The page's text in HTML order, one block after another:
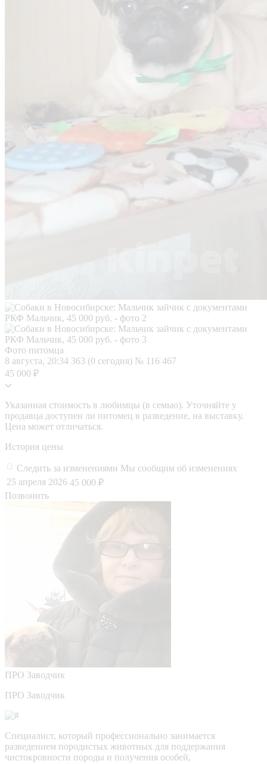
Фото питомца
8 августа, 20:34 363 (0 сегодня) № 116 467
45 000 ₽
Указанная стоимость в любимцы (в семью). Уточняйте у
продавца доступен ли питомец в разведение, на выставку.
Цена может отличаться.
История цены
Следить за изменениями Мы сообщим об изменениях
25 апреля 2026 45 000 ₽
Позвонить
ПРО Заводчик
ПРО Заводчик
Специалист, который профессионально занимается
разведением породистых животных для поддержания
чистокровности породы и получения особей,